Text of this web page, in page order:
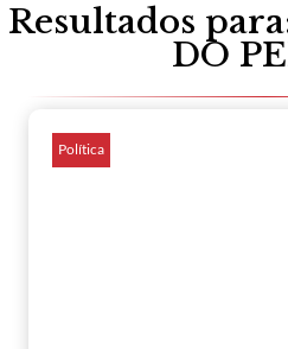
Resultados
DO
Política